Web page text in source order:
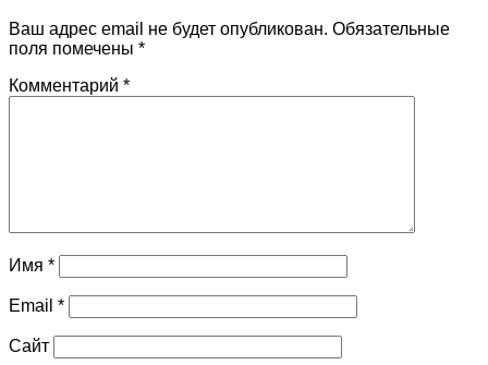
Ваш адрес email не будет опубликован. Обязательные
поля помечены *
Комментарий *
Имя *
Email *
Сайт